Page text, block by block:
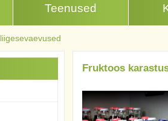
Teenused
liigesevaevused
Fruktoos